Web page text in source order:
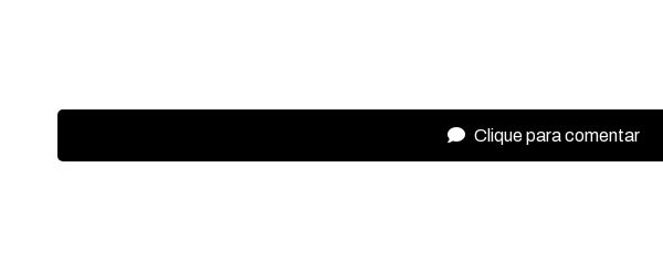
Clique para comentar